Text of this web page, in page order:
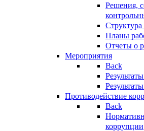
Решения,
Планы
Отчеты о
Мероприятия
Back
Противодействие
Back
коррупции